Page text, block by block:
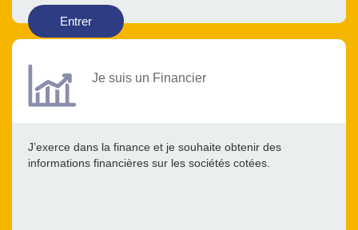
Entrer
Je suis un Financier
J’exerce dans la finance et je souhaite obtenir des
informations financières sur les sociétés cotées.